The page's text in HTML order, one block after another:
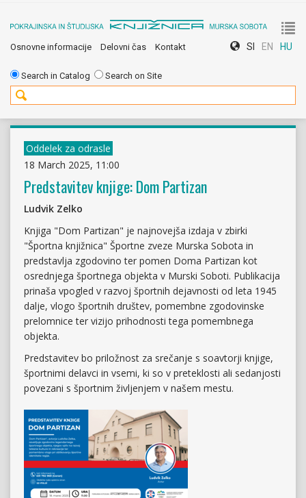
SI EN HU
Osnovne informacije Delovni čas Kontakt
Search in Catalog Search on Site
Oddelek za odrasle
18 March 2025, 11:00
Predstavitev knjige: Dom Partizan
Ludvik Zelko
Knjiga "Dom Partizan" je najnovejša izdaja v zbirki
"Športna knjižnica" Športne zveze Murska Sobota in
predstavlja zgodovino ter pomen Doma Partizan kot
osrednjega športnega objekta v Murski Soboti. Publikacija
prinaša vpogled v razvoj športnih dejavnosti od leta 1945
dalje, vlogo športnih društev, pomembne zgodovinske
prelomnice ter vizijo prihodnosti tega pomembnega
objekta.
Predstavitev bo priložnost za srečanje s soavtorji knjige,
športnimi delavci in vsemi, ki so v preteklosti ali sedanjosti
povezani s športnim življenjem v našem mestu.